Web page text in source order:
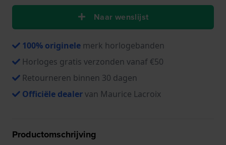
Naar wenslijst
100% originele merk horlogebanden
Horloges gratis verzonden vanaf €50
Retourneren binnen 30 dagen
Officiële dealervan Maurice Lacroix
Productomschrijving